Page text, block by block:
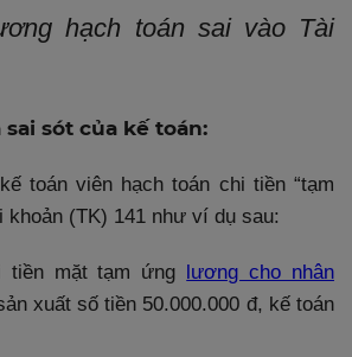
hạch toán sai vào Tài
sót của kế toán:
toán viên hạch toán chi tiền “tạm
khoản (TK) 141 như ví dụ sau:
tiền mặt tạm ứng
lương cho nhân
xuất số tiền 50.000.000 đ, kế toán